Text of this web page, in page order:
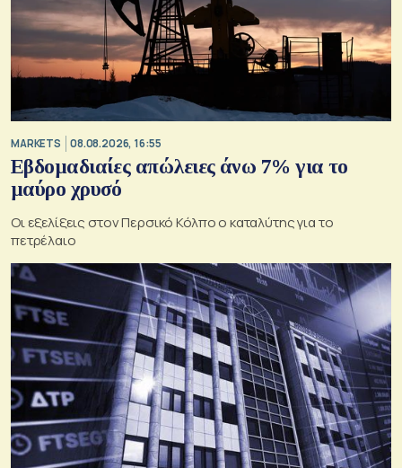
MARKETS 08.08.2026, 16:55
Εβδομαδιαίες απώλειες άνω 7% για το
μαύρο χρυσό
Οι εξελίξεις στον Περσικό Κόλπο ο καταλύτης για το
πετρέλαιο